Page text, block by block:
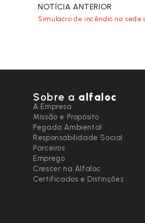
NOTÍCIA ANTERIOR
Simulacro de incêndio na sede
Sobre a alfaloc
A Empresa
Missão e Propósito
Pegada Ambiental
Responsabilidade Social
Parceiros
Emprego
Crescer na Alfaloc
Certificados e Distinções